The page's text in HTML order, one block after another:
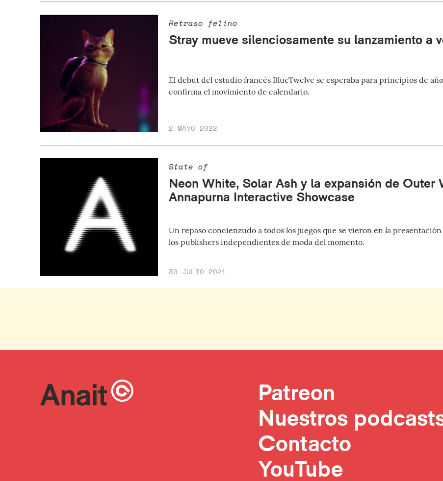
Retraso felino
Stray mueve silenciosamente su lanzamiento a
El debut del estudio francés BlueTwelve se esperaba para principios de
confirma el movimiento de calendario.
2 MAYO 2022
State of
Neon White, Solar Ash y la expansión de Outer
Annapurna Interactive Showcase
Un repaso concienzudo a todos los juegos que se vieron en la
los publishers independientes de moda del momento.
30 JULIO 2021
Patreon
Nuestros
Contacto
YouTube